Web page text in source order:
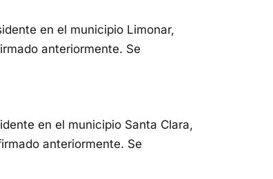
en el municipio Limonar,
anteriormente. Se
en el municipio Santa Clara,
anteriormente. Se